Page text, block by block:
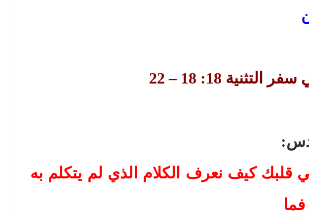
18: 18 – 22
قلبك كيف نعرف الكلام الذي لم يتكلم به